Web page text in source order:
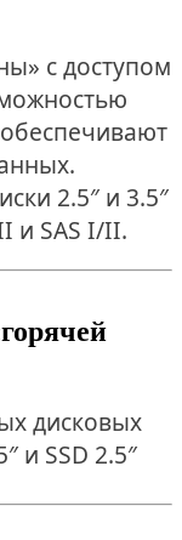
с доступом
2.5″ и 3.5″
и SAS I/II.
дисковых
и SSD 2.5″